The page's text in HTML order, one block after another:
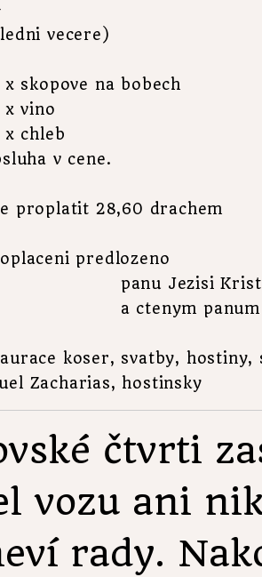
x skopove na bobech
x vino
x chleb
v cene.
proplatit 28,60 drachem
predlozeno
panu Jezisi
a ctenym
koser, svatby, hostiny,
Zacharias, hostinsky
čtvrti
vozu ani
rady.